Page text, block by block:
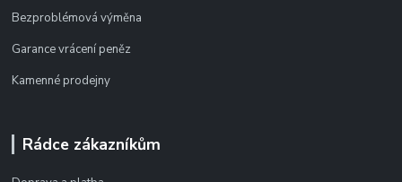
Bezproblémová výměna
Garance vrácení peněz
Kamenné prodejny
Rádce zákazníkům